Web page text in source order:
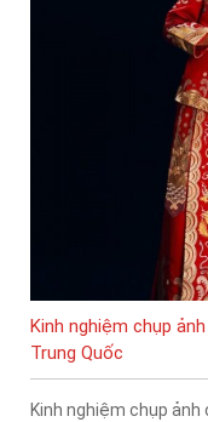
Kinh nghiệm chụp
Trung Quốc
Kinh nghiệm chụp